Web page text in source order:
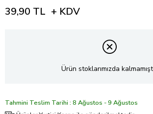
39,90 TL + KDV
Ürün stoklarımızda
Tahmini Teslim Tarihi : 8 Ağustos - 9 Ağustos